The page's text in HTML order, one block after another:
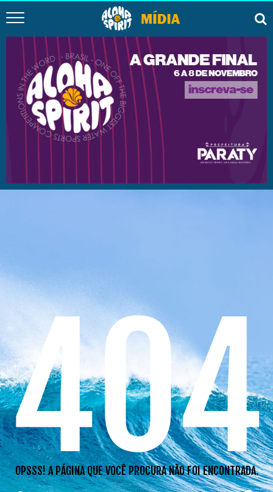
404
OPSSS! A PÁGINA QUE VOCÊ PROCURA NÃO FOI ENCONTRADA.